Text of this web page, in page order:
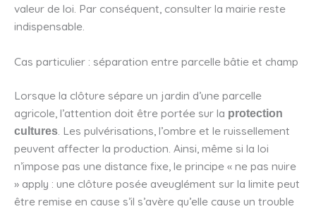
valeur de loi. Par conséquent, consulter la mairie reste
indispensable.
Cas particulier : séparation entre parcelle bâtie et champ
Lorsque la clôture sépare un jardin d’une parcelle
agricole, l’attention doit être portée sur la protection
cultures . Les pulvérisations, l’ombre et le ruissellement
peuvent affecter la production. Ainsi, même si la loi
n’impose pas une distance fixe, le principe « ne pas nuire
» apply : une clôture posée aveuglément sur la limite peut
être remise en cause s’il s’avère qu’elle cause un trouble